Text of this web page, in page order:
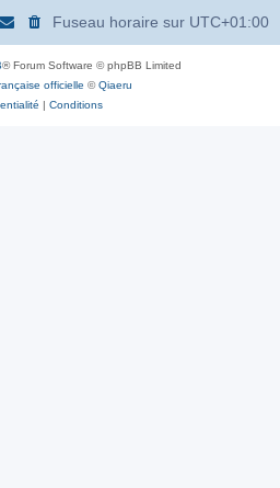
Fuseau horaire sur UTC+01:00
® Forum Software © phpBB Limited
officielle ©Qiaeru
| Conditions